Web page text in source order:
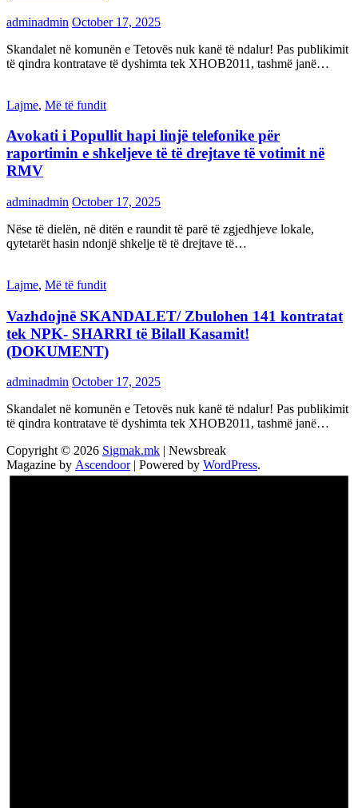
adminadmin October 17, 2025
Skandalet në komunën e Tetovës nuk kanë të ndalur! Pas publikimit
të qindra kontratave të dyshimta tek XHOB2011, tashmë janë…
Lajme, Më të fundit
Avokati i Popullit hapi linjë telefonike për
raportimin e shkeljeve të të drejtave të votimit në
RMV
adminadmin October 17, 2025
Nëse të dielën, në ditën e raundit të parë të zgjedhjeve lokale,
qytetarët hasin ndonjë shkelje të të drejtave të…
Lajme, Më të fundit
Vazhdojnē SKANDALET/ Zbulohen 141 kontratat
tek NPK- SHARRI të Bilall Kasamit!
(DOKUMENT)
adminadmin October 17, 2025
Skandalet në komunën e Tetovës nuk kanë të ndalur! Pas publikimit
të qindra kontratave të dyshimta tek XHOB2011, tashmë janë…
Copyright © 2026 Sigmak.mk | Newsbreak
Magazine by Ascendoor| Powered by WordPress.